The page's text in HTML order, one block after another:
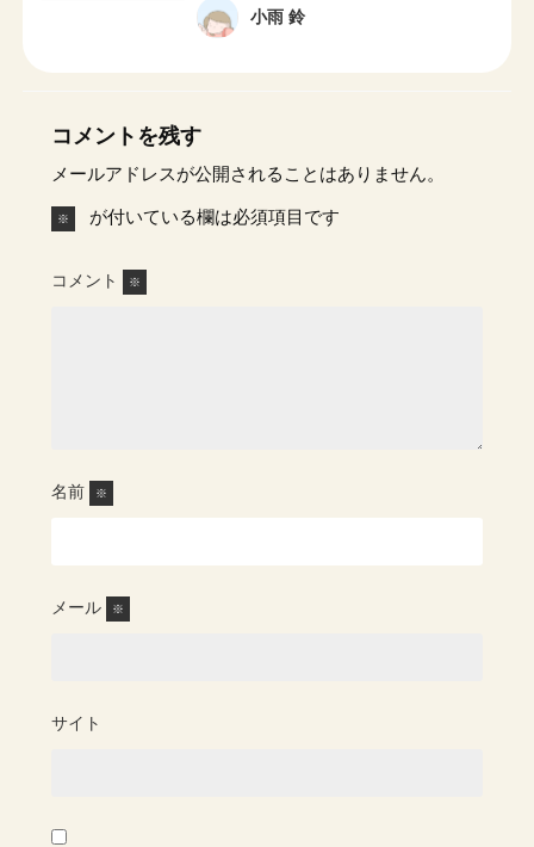
小雨 鈴
コメントを残す
メールアドレスが公開されることはありません。
※ が付いている欄は必須項目です
コメント ※
名前 ※
メール ※
サイト